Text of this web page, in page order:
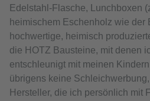
Edelstahl-Flasche, Lunchboxen
heimischem Eschenholz wie der
hochwertige, heimisch
die HOTZ Bausteine, mit denen
entschleunigt mit meinen
übrigens keine
Hersteller, die ich persönlich mit